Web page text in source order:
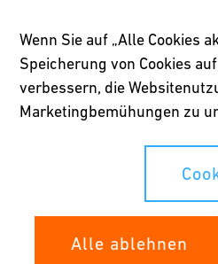
Wenn Sie auf „Alle Cookies
Speicherung von Cookies
verbessern, die
Marketingbemühungen zu
Alle ablehnen